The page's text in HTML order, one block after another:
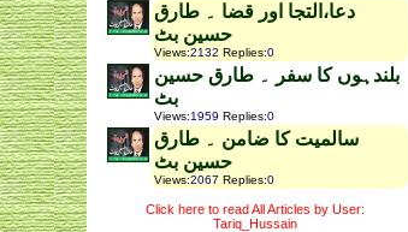
دعا،التجا اور قضا ۔ طارق
حسین بٹ
Views:2132 Replies:0
بلندہوں کا سفر ۔ طارق حسین
بٹ
Views:1959 Replies:0
سالمیت کا ضامن ۔ طارق
حسین بٹ
Views:2067 Replies:0
Click here to read All Articles by User:
Tariq_Hussain